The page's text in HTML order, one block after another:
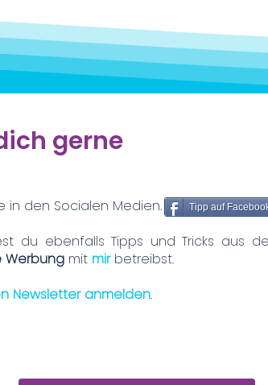
gerne
in den Socialen Medien.
du ebenfalls Tipps und Tricks aus
Werbung mit mir betreibst.
Newsletter anmelden.
Tipp auf